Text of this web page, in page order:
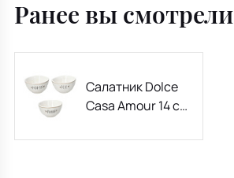
Ранее вы смотрели
Салатник Dolce
Casa Amour 14 см,